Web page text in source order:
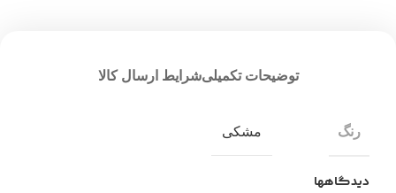
توضیحات تکمیلیشرایط ارسال کالا
رنگ مشکی
دیدگاهها